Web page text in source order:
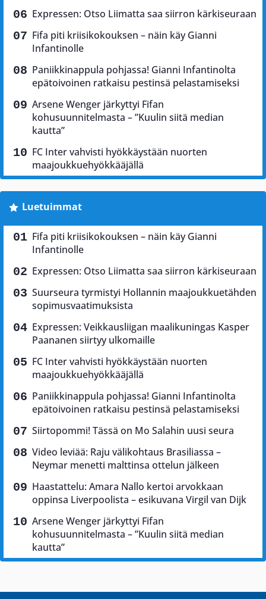
Expressen: Otso Liimatta saa siirron kärkiseuraan
Fifa piti kriisikokouksen – näin käy Gianni
Infantinolle
Paniikkinappula pohjassa! Gianni Infantinolta
epätoivoinen ratkaisu pestinsä pelastamiseksi
Arsene Wenger järkyttyi Fifan
kohusuunnitelmasta – ”Kuulin siitä median
kautta”
FC Inter vahvisti hyökkäystään nuorten
maajoukkuehyökkääjällä
Luetuimmat
Fifa piti kriisikokouksen – näin käy Gianni
Infantinolle
Expressen: Otso Liimatta saa siirron kärkiseuraan
Suurseura tyrmistyi Hollannin maajoukkuetähden
sopimusvaatimuksista
Expressen: Veikkausliigan maalikuningas Kasper
Paananen siirtyy ulkomaille
FC Inter vahvisti hyökkäystään nuorten
maajoukkuehyökkääjällä
Paniikkinappula pohjassa! Gianni Infantinolta
epätoivoinen ratkaisu pestinsä pelastamiseksi
Siirtopommi! Tässä on Mo Salahin uusi seura
Video leviää: Raju välikohtaus Brasiliassa –
Neymar menetti malttinsa ottelun jälkeen
Haastattelu: Amara Nallo kertoi arvokkaan
oppinsa Liverpoolista – esikuvana Virgil van Dijk
Arsene Wenger järkyttyi Fifan
kohusuunnitelmasta – ”Kuulin siitä median
kautta”